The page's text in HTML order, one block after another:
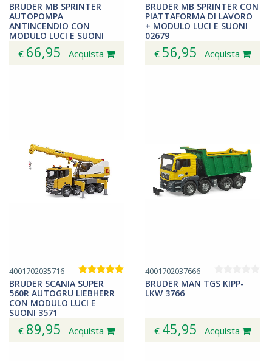
BRUDER MB SPRINTER
AUTOPOMPA
ANTINCENDIO CON
MODULO LUCI E SUONI
02680
€ 66,95 Acquista
BRUDER MB SPRINTER CON
PIATTAFORMA DI LAVORO
+ MODULO LUCI E SUONI
02679
€ 56,95 Acquista
4001702035716
BRUDER SCANIA SUPER
560R AUTOGRU LIEBHERR
CON MODULO LUCI E
SUONI 3571
€ 89,95 Acquista
4001702037666
BRUDER MAN TGS KIPP-
LKW 3766
€ 45,95 Acquista